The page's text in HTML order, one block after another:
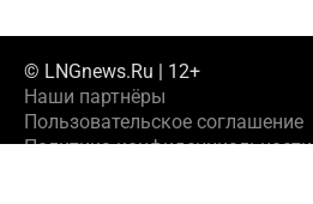
© LNGnews.Ru | 12+
Наши партнёры
Пользовательское соглашение
Политика конфиденциальности